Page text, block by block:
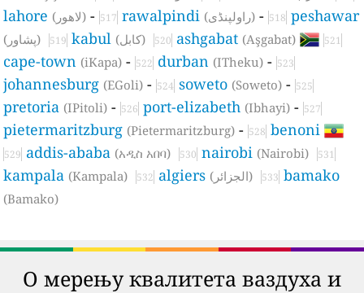
lahore (لاھور) -517 rawalpindi (راولپنڈی) -518 peshawar
(پشاور) 519 kabul (كابل) 520 ashgabat (Aşgabat) 521
cape-town (iKapa) -522 durban (ITheku) -523
johannesburg (EGoli) -524 soweto (Soweto) -525
pretoria (IPitoli) -526 port-elizabeth (Ibhayi) -527
pietermaritzburg (Pietermaritzburg) -528 benoni
529 addis-ababa (አዲስ አበባ) 530 nairobi (Nairobi) 531
kampala (Kampala) 532 algiers (الجزائر) 533 bamako
(Bamako)
О мерењу квалитета ваздуха и